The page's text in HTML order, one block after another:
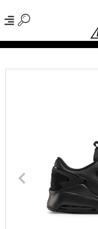
Kargo Ücretsiz!